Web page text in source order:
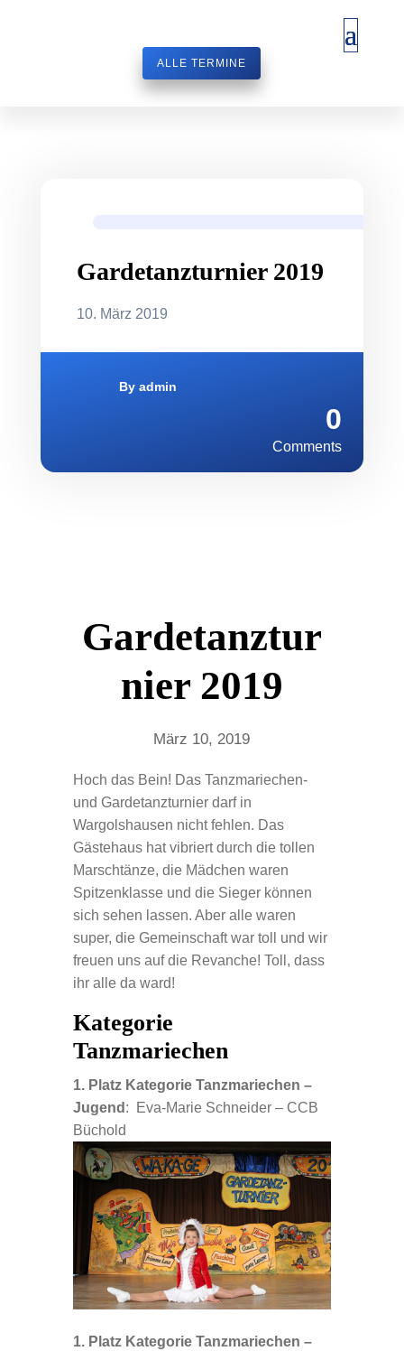
ALLE TERMINE
Gardetanzturnier 2019
10. März 2019
By admin
0
Comments
Gardetanztur
nier 2019
März 10, 2019
Hoch das Bein! Das Tanzmariechen-
und Gardetanzturnier darf in
Wargolshausen nicht fehlen. Das
Gästehaus hat vibriert durch die tollen
Marschtänze, die Mädchen waren
Spitzenklasse und die Sieger können
sich sehen lassen. Aber alle waren
super, die Gemeinschaft war toll und wir
freuen uns auf die Revanche! Toll, dass
ihr alle da ward!
Kategorie
Tanzmariechen
1. Platz Kategorie Tanzmariechen –
Jugend : Eva-Marie Schneider – CCB
Büchold
1. Platz Kategorie Tanzmariechen –